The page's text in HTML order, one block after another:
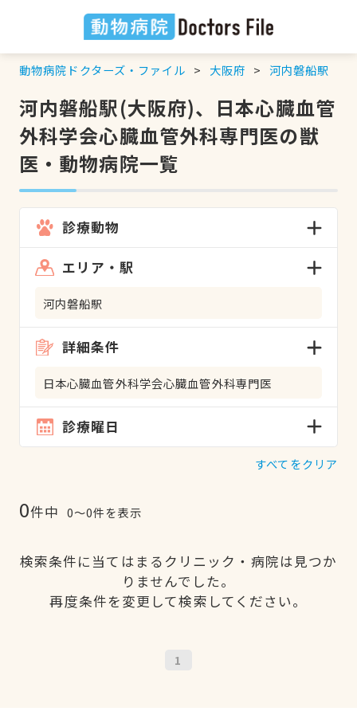
動物病院ドクターズ・ファイル 大阪府 河内磐船駅
河内磐船駅(大阪府)、日本心臓血管
外科学会心臓血管外科専門医の獣
医・動物病院一覧
診療動物
エリア・駅
河内磐船駅
詳細条件
日本心臓血管外科学会心臓血管外科専門医
診療曜日
すべてをクリア
0件中 0〜0件を表示
検索条件に当てはまるクリニック・病院は見つか
りませんでした。
再度条件を変更して検索してください。
1